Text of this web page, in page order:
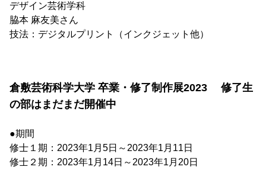
デザイン芸術学科
脇本 麻友美さん
技法：デジタルプリント（インクジェット他）
倉敷芸術科学大学 卒業・修了制作展2023 修了生
の部はまだまだ開催中
●期間
修士１期：2023年1月5日～2023年1月11日
修士２期：2023年1月14日～2023年1月20日